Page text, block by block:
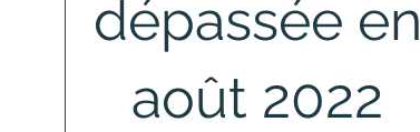
dépassée en
août 2022